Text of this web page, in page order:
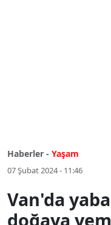
Haberler - Yaşam
07 Şubat 2024 - 11:46
Van'da
doğaya yem